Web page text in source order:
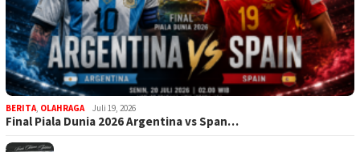
BERITA OLAHRAGA Juli 19, 2026
Final Piala Dunia 2026 Argentina vs Span…